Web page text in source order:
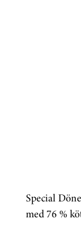
Special
med 76 %